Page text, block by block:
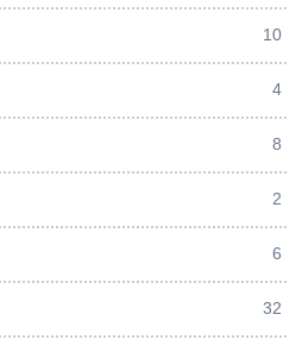
10
4
8
2
6
32